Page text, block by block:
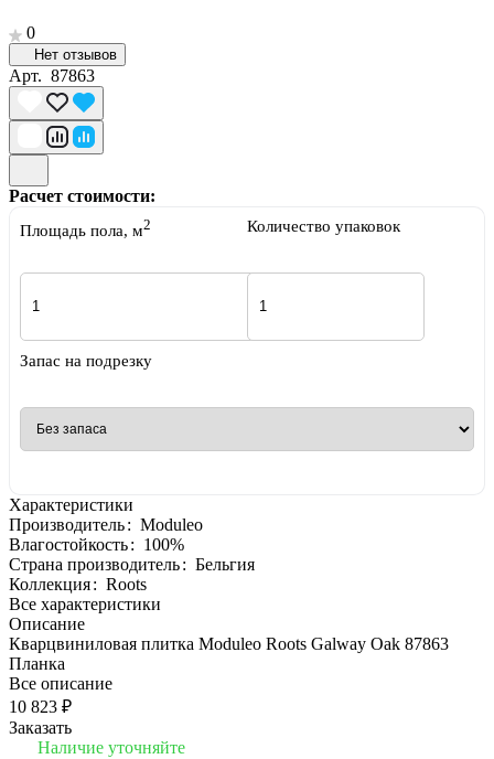
0
Нет отзывов
Арт. 87863
Расчет стоимости:
Площадь пола, м2 Количество упаковок
Запас на подрезку
Характеристики
Производитель: Moduleo
Влагостойкость: 100%
Страна производитель: Бельгия
Коллекция: Roots
Все характеристики
Описание
Кварцвиниловая плитка Moduleo Roots Galway Oak 87863
Планка
Все описание
10 823 ₽
Заказать
Наличие уточняйте